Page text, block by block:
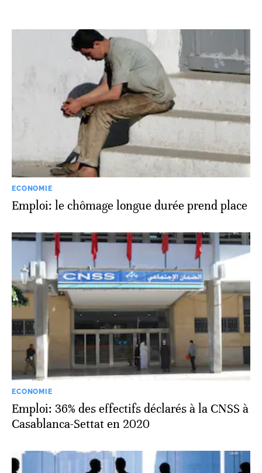
ECONOMIE
Emploi: le chômage longue durée prend place
ECONOMIE
Emploi: 36% des effectifs déclarés à la CNSS à
Casablanca-Settat en 2020